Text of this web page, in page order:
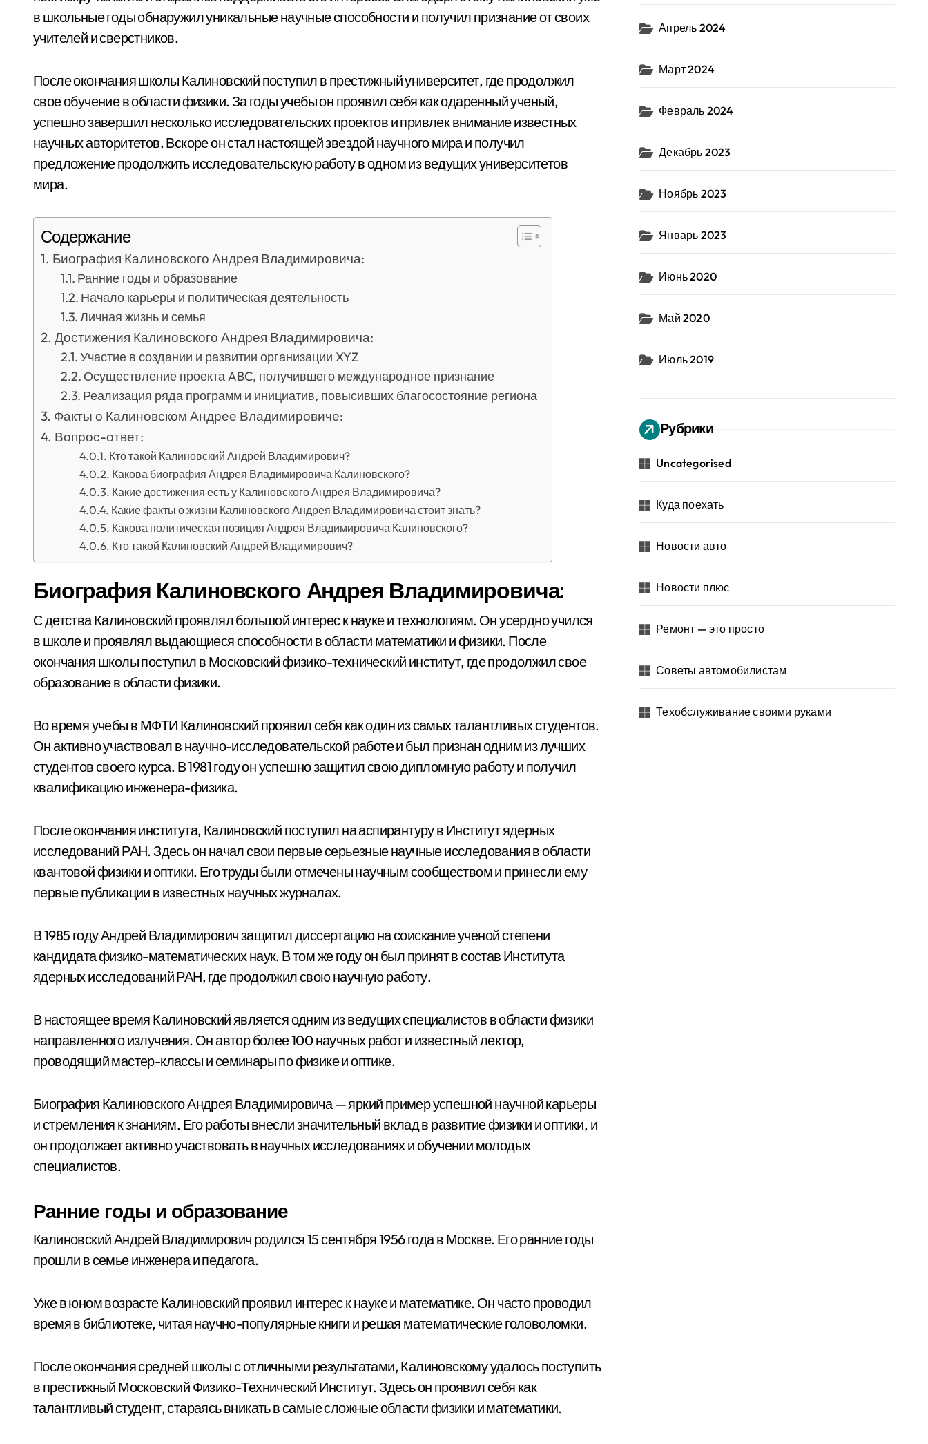
в школьные годы обнаружил уникальные научные способности и получил признание от своих
учителей и сверстников.
После окончания школы Калиновский поступил в престижный университет, где продолжил
свое обучение в области физики. За годы учебы он проявил себя как одаренный ученый,
успешно завершил несколько исследовательских проектов и привлек внимание известных
научных авторитетов. Вскоре он стал настоящей звездой научного мира и получил
предложение продолжить исследовательскую работу в одном из ведущих университетов
мира.
Содержание
Биография Калиновского Андрея Владимировича:
Ранние годы и образование
Начало карьеры и политическая деятельность
Личная жизнь и семья
Достижения Калиновского Андрея Владимировича:
Участие в создании и развитии организации XYZ
Осуществление проекта ABC, получившего международное признание
Реализация ряда программ и инициатив, повысивших благосостояние региона
Факты о Калиновском Андрее Владимировиче:
Вопрос-ответ:
Кто такой Калиновский Андрей Владимирович?
Какова биография Андрея Владимировича Калиновского?
Какие достижения есть у Калиновского Андрея Владимировича?
Какие факты о жизни Калиновского Андрея Владимировича стоит знать?
Какова политическая позиция Андрея Владимировича Калиновского?
Кто такой Калиновский Андрей Владимирович?
Биография Калиновского Андрея Владимировича:
С детства Калиновский проявлял большой интерес к науке и технологиям. Он усердно учился
в школе и проявлял выдающиеся способности в области математики и физики. После
окончания школы поступил в Московский физико-технический институт, где продолжил свое
образование в области физики.
Во время учебы в МФТИ Калиновский проявил себя как один из самых талантливых студентов.
Он активно участвовал в научно-исследовательской работе и был признан одним из лучших
студентов своего курса. В 1981 году он успешно защитил свою дипломную работу и получил
квалификацию инженера-физика.
После окончания института, Калиновский поступил на аспирантуру в Институт ядерных
исследований РАН. Здесь он начал свои первые серьезные научные исследования в области
квантовой физики и оптики. Его труды были отмечены научным сообществом и принесли ему
первые публикации в известных научных журналах.
В 1985 году Андрей Владимирович защитил диссертацию на соискание ученой степени
кандидата физико-математических наук. В том же году он был принят в состав Института
ядерных исследований РАН, где продолжил свою научную работу.
В настоящее время Калиновский является одним из ведущих специалистов в области физики
направленного излучения. Он автор более 100 научных работ и известный лектор,
проводящий мастер-классы и семинары по физике и оптике.
Биография Калиновского Андрея Владимировича — яркий пример успешной научной карьеры
и стремления к знаниям. Его работы внесли значительный вклад в развитие физики и оптики, и
он продолжает активно участвовать в научных исследованиях и обучении молодых
специалистов.
Ранние годы и образование
Калиновский Андрей Владимирович родился 15 сентября 1956 года в Москве. Его ранние годы
прошли в семье инженера и педагога.
Уже в юном возрасте Калиновский проявил интерес к науке и математике. Он часто проводил
время в библиотеке, читая научно-популярные книги и решая математические головоломки.
После окончания средней школы с отличными результатами, Калиновскому удалось поступить
в престижный Московский Физико-Технический Институт. Здесь он проявил себя как
талантливый студент, стараясь вникать в самые сложные области физики и математики.
Апрель 2024
Март 2024
Февраль 2024
Декабрь 2023
Ноябрь 2023
Январь 2023
Июнь 2020
Май 2020
Июль 2019
Рубрики
Uncategorised
Куда поехать
Новости авто
Новости плюс
Ремонт — это просто
Советы автомобилистам
Техобслуживание своими руками